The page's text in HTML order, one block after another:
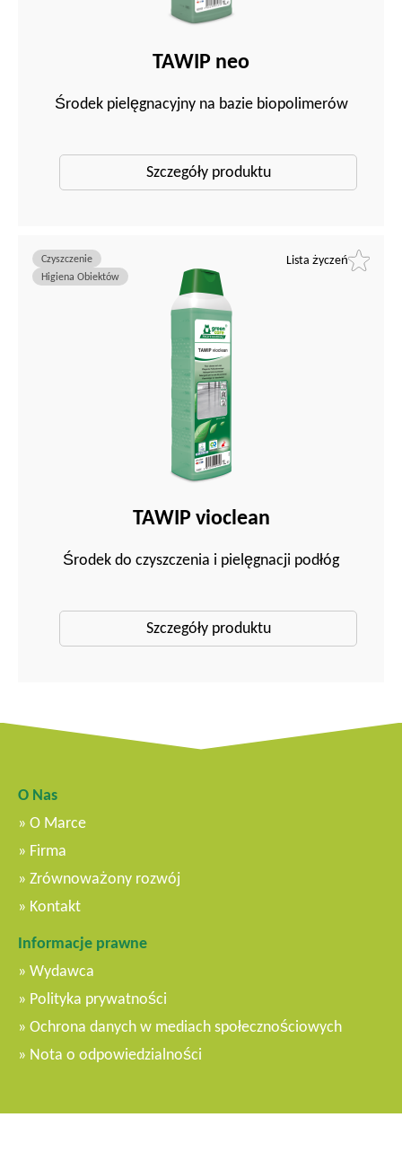
TAWIP neo
Środek pielęgnacyjny na bazie biopolimerów
Szczegóły produktu
Lista życzeń
TAWIP vioclean
Środek do czyszczenia i pielęgnacji podłóg
Czyszczenie
Higiena Obiektów
Szczegóły produktu
O Nas
O Marce
Firma
Zrównoważony rozwój
Kontakt
Informacje prawne
Wydawca
Polityka prywatności
Ochrona danych w mediach społecznościowych
Nota o odpowiedzialności